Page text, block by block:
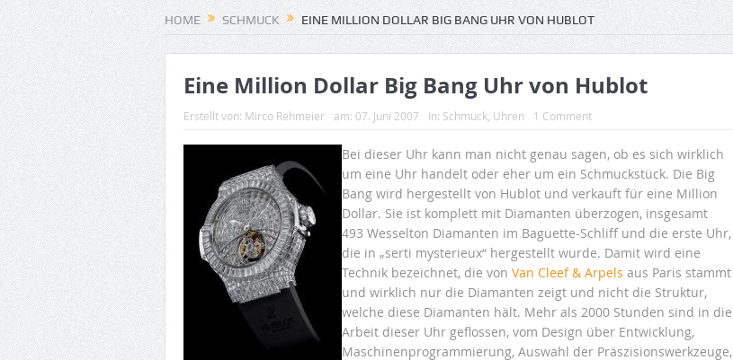
HOME SCHMUCK EINE MILLION DOLLAR BIG BANG UHR VON HUBLOT
Eine Million Dollar Big Bang Uhr von Hublot
Erstellt von: Mirco Rehmeier am: 07. Juni 2007 In: Schmuck Uhren 1 Comment
Bei dieser Uhr kann man nicht genau sagen, ob es sich wirklich
um eine Uhr handelt oder eher um ein Schmuckstück. Die Big
Bang wird hergestellt von Hublot und verkauft für eine Million
Dollar. Sie ist komplett mit Diamanten überzogen, insgesamt
493 Wesselton Diamanten im Baguette-Schliff und die erste Uhr,
die in „serti mysterieux“ hergestellt wurde. Damit wird eine
Technik bezeichnet, die von Van Cleef & Arpels aus Paris stammt
und wirklich nur die Diamanten zeigt und nicht die Struktur,
welche diese Diamanten hält. Mehr als 2000 Stunden sind in die
Arbeit dieser Uhr geflossen, vom Design über Entwicklung,
Maschinenprogrammierung, Auswahl der Präszisionswerkzeuge,